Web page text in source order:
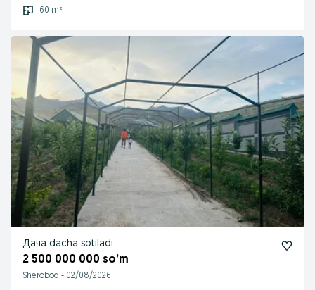
60 m²
Дача dacha sotiladi
2 500 000 000 so’m
Sherobod - 02/08/2026